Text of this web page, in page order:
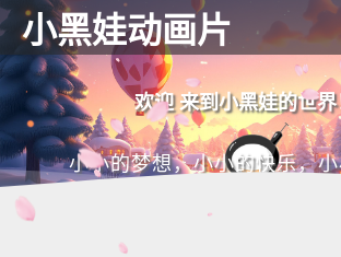
小黑娃动画片
欢迎 来到小黑娃的世界
小小的梦想，小小的快乐，